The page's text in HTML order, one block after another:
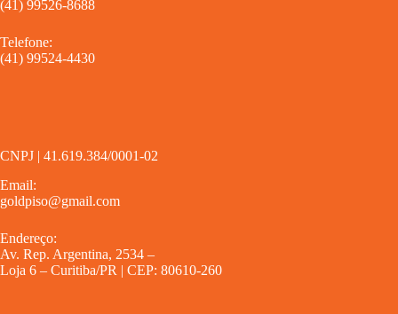
(41) 99526-8688
Telefone:
(41) 99524-4430
CNPJ | 41.619.384/0001-02
Email:
goldpiso@gmail.com
Endereço:
Av. Rep. Argentina, 2534 –
Loja 6 – Curitiba/PR | CEP: 80610-260